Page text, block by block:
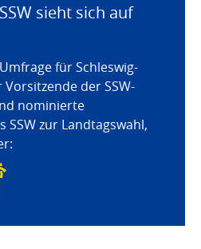
sieht sich auf
für Schleswig-
der SSW-
nominierte
SSW zur Landtagswahl,